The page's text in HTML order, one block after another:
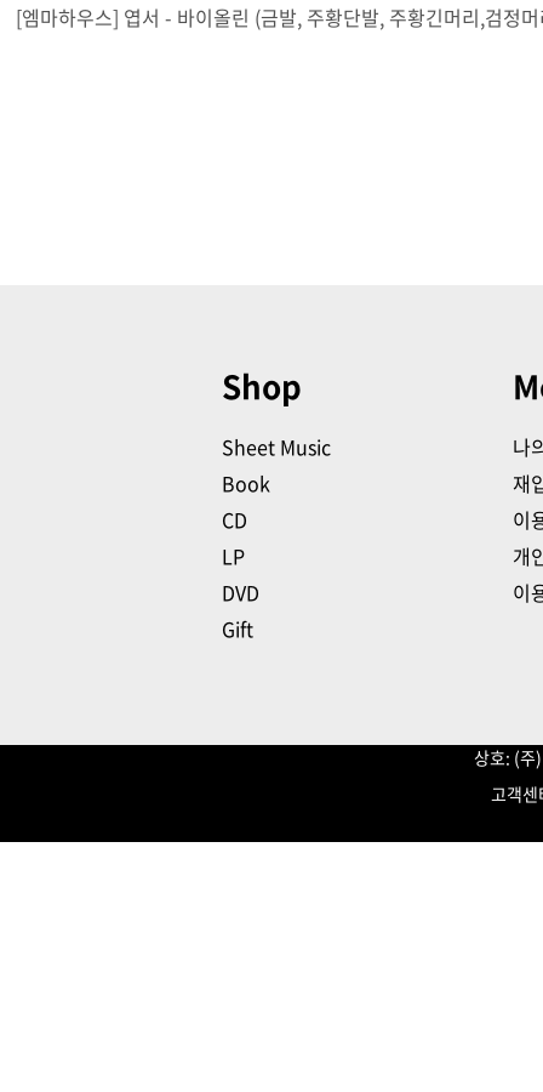
[엠마하우스] 엽서 - 바이올린 (금발, 주황단발, 주황긴머리,검정
Shop
Sheet Music
Book
CD
LP
DVD
Gift
나
재
이
개
이
상호: (
고객